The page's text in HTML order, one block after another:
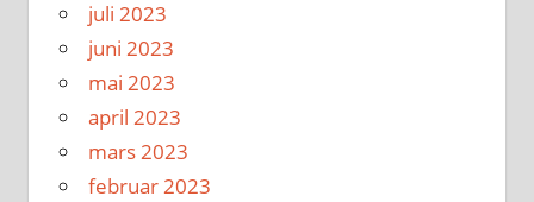
juli 2023
juni 2023
mai 2023
april 2023
mars 2023
februar 2023